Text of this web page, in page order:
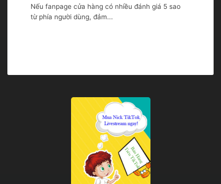
Nếu fanpage cửa hàng có nhiều đánh giá 5 sao
từ phía người dùng, đảm...